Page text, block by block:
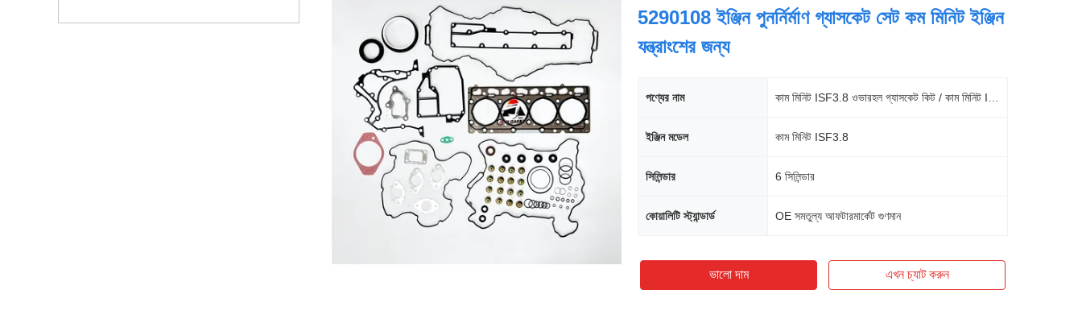
5290108 ইঞ্জিন পুনর্নির্মাণ গ্যাসকেট সেট কম মিনিট ইঞ্জিন
যন্ত্রাংশের জন্য
পণ্যের নাম
ইঞ্জিন মডেল কাম মিনিট ISF3.8
সিলিন্ডার 6 সিলিন্ডার
কোয়ালিটি স্ট্যান্ডার্ড OE সমতুল্য আফটারমার্কেট গুণমান
ভালো দাম এখন চ্যাট করুন